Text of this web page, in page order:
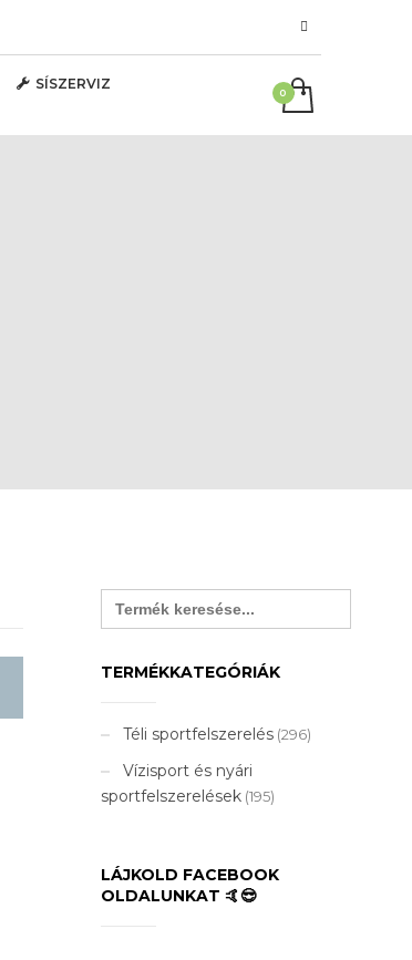
SÍSZERVIZ
Search
for:
TERMÉKKATEGÓRIÁK
Téli sportfelszerelés (296)
Vízisport és nyári
sportfelszerelések (195)
LÁJKOLD FACEBOOK
OLDALUNKAT 🤙😎